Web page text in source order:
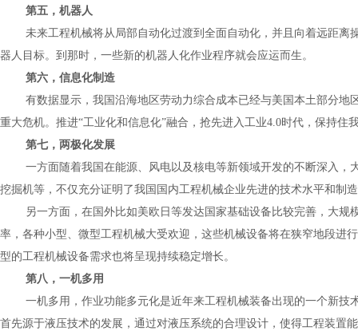
第五，机器人
未来工程机械将从局部自动化过渡到全面自动化，并且向着远距
器人目标。到那时，一些新的机器人化作业程序就会应运而生。
第六，信息化制造
有数据显示，我国沿海地区劳动力综合成本已经与美国本土部分
重大危机。推进“工业化和信息化”融合，抢先进入工业4.0时代，保持住
第七，两极化发展
一方面随着我国在能源、风电以及核电等新领域开发的不断深入，
挖掘机等，不仅充分证明了我国国内工程机械企业先进的技术水平和制
另一方面，在国外比如美欧日等发达国家基础设备比较完善，大
率，各种小型、微型工程机械大受欢迎，这些机械设备将在狭窄地段进
型的工程机械设备需求也将呈现持续稳定增长。
第八，一机多用
一机多用，作业功能多元化是近年来工程机械装备出现的一个新
首先源于液压技术的发展，通过对液压系统的合理设计，使得工程装置